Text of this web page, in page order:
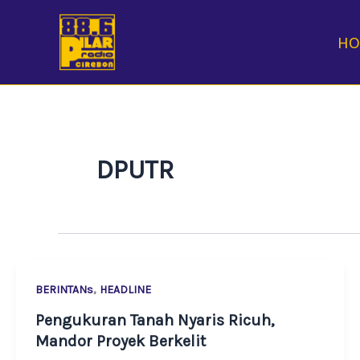
DPUTR
BERINTANs, HEADLINE
Pengukuran Tanah Nyaris Ricuh,
Mandor Proyek Berkelit